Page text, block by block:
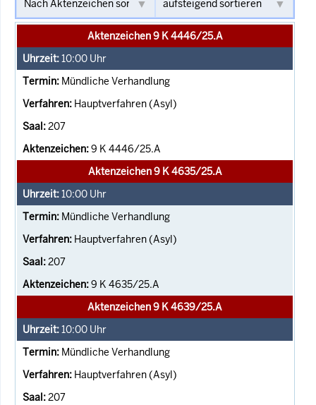
Aktenzeichen 9 K 4446/25.A
10:00 Uhr
Mündliche Verhandlung
Hauptverfahren (Asyl)
207
9 K 4446/25.A
Aktenzeichen 9 K 4635/25.A
10:00 Uhr
Mündliche Verhandlung
Hauptverfahren (Asyl)
207
9 K 4635/25.A
Aktenzeichen 9 K 4639/25.A
10:00 Uhr
Mündliche Verhandlung
Hauptverfahren (Asyl)
207